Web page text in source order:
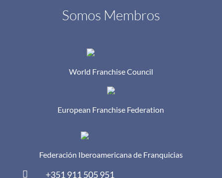
Somos Membros
World Franchise Council
European Franchise Federation
Federación Iberoamericana de Franquicias
 +351 911 505 951